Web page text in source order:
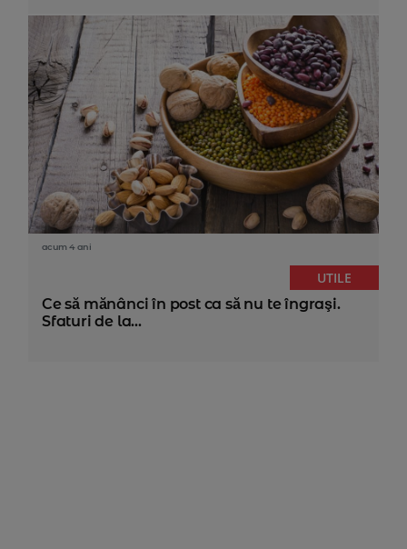
acum 4 ani
UTILE
Ce să mănânci în post ca să nu te îngraşi.
Sfaturi de la...